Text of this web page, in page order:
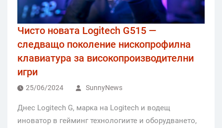
Чисто новата Logitech G515 —
следващо поколение нископрофилна
клавиатура за високопроизводителни
игри
25/06/2024 SunnyNews
Днес Logitech G, марка на Logitech и водещ
иноватор в гейминг технологиите и оборудването,